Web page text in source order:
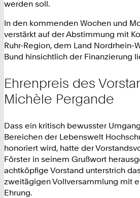
werden soll.
In den kommenden Wochen und
verstärkt auf der Abstimmung mit
Ruhr-Region, dem Land Nordrhein-
Bund hinsichtlich der Finanzierung
Ehrenpreis des
Michèle Pergande
Dass ein kritisch bewusster
Bereichen der Lebenswelt
honoriert wird, hatte der
Förster in seinem Grußwort
achtköpfige Vorstand unterstrich
zweitägigen Vollversammlung mit
Ehrung.